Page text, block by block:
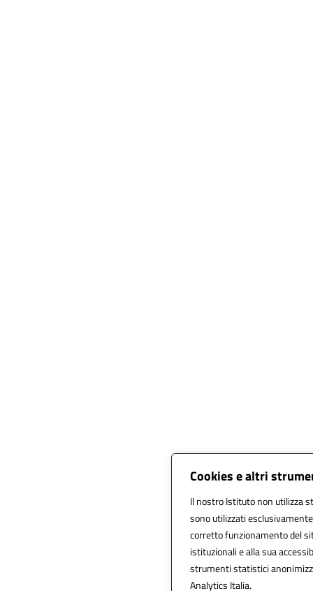
Cookies e altri
Il nostro Istituto non utilizza
sono utilizzati
corretto funzionamento del
istituzionali e alla sua
strumenti statistici
Analytics Italia.